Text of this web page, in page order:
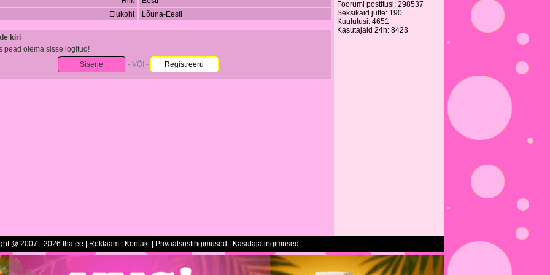
Elukoht
Lõuna-Eesti
kiri
pead olema sisse logitud!
Sisene
- VÕI - Registreeru
Foorumi postitusi: 298537
Seksikaid jutte: 190
Kuulutusi: 4651
Kasutajaid 24h: 8423
@ 2007 - 2026 Iha.ee | Reklaam| Kontakt| Privaatsustingimused Kasutajatingimused